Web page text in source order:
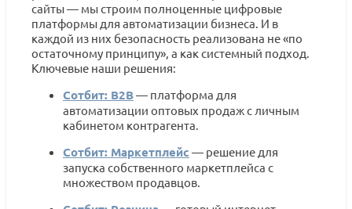
сайты — мы строим полноценные цифровые
платформы для автоматизации бизнеса. И в
каждой из них безопасность реализована не «по
остаточному принципу», а как системный подход.
Ключевые наши решения:
Сотбит: B2B— платформа для
автоматизации оптовых продаж с личным
кабинетом контрагента.
Сотбит: Маркетплейс — решение для
запуска собственного маркетплейса с
множеством продавцов.